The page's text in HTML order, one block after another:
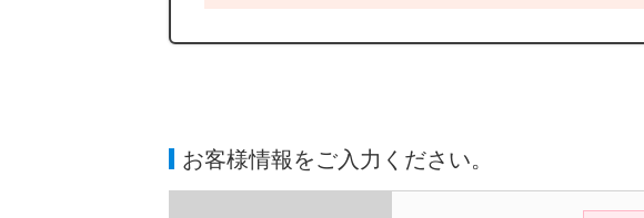
お客様情報をご入力ください。